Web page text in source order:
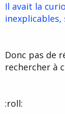
Il avait la
inexplicables,
Donc pas de
rechercher à
:roll: